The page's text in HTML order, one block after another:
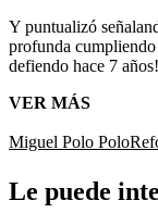
Y puntualizó
profunda
defiendo hace 7
VER MÁS
Miguel Polo Polo
Le puede